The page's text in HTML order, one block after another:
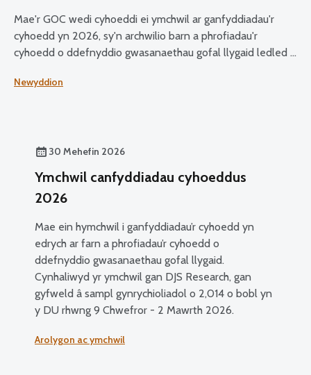
Mae'r GOC wedi cyhoeddi ei ymchwil ar ganfyddiadau'r
cyhoedd yn 2026, sy'n archwilio barn a phrofiadau'r
cyhoedd o ddefnyddio gwasanaethau gofal llygaid ledled y
Newyddion
30 Mehefin 2026
Ymchwil canfyddiadau cyhoeddus
2026
Mae ein hymchwil i ganfyddiadau’r cyhoedd yn
edrych ar farn a phrofiadau’r cyhoedd o
ddefnyddio gwasanaethau gofal llygaid.
Cynhaliwyd yr ymchwil gan DJS Research, gan
gyfweld â sampl gynrychioliadol o 2,014 o bobl yn
y DU rhwng 9 Chwefror - 2 Mawrth 2026.
Arolygon ac ymchwil